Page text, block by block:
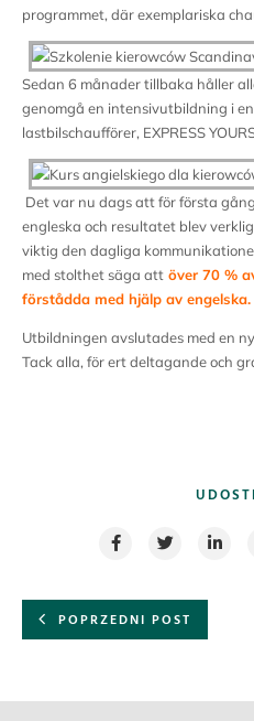
programmet, där exemplariska
Sedan 6 månader tillbaka håller
genomgå en intensivutbildning i
lastbilschaufförer, EXPRESS
Det var nu dags att för första
engleska och resultatet blev
viktig den dagliga
med stolthet säga att över 70 %
förstådda med hjälp av engelska.
Utbildningen avslutades med en
Tack alla, för ert deltagande och
POPRZEDNI POST